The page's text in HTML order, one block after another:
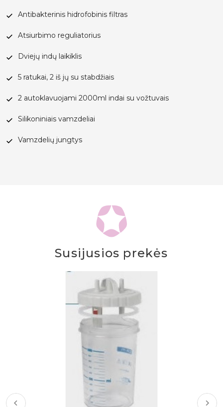
Antibakterinis hidrofobinis filtras
Atsiurbimo reguliatorius
Dviejų indų laikiklis
5 ratukai, 2 iš jų su stabdžiais
2 autoklavuojami 2000ml indai su vožtuvais
Silikoniniais vamzdeliai
Vamzdelių jungtys
Susijusios prekės